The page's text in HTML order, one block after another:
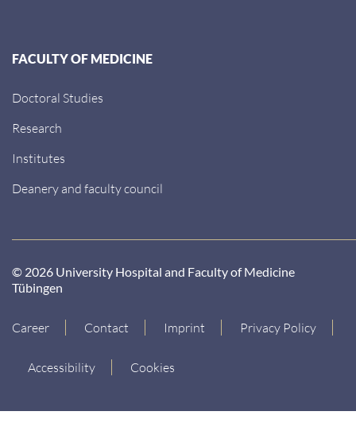
FACULTY OF MEDICINE
Doctoral Studies
Research
Institutes
Deanery and faculty council
© 2026 University Hospital and Faculty of Medicine
Tübingen
Career Contact Imprint Privacy Policy
Accessibility Cookies